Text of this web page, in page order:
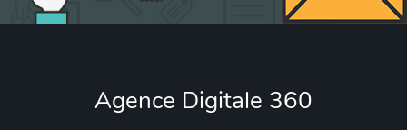
Agence Digitale 360